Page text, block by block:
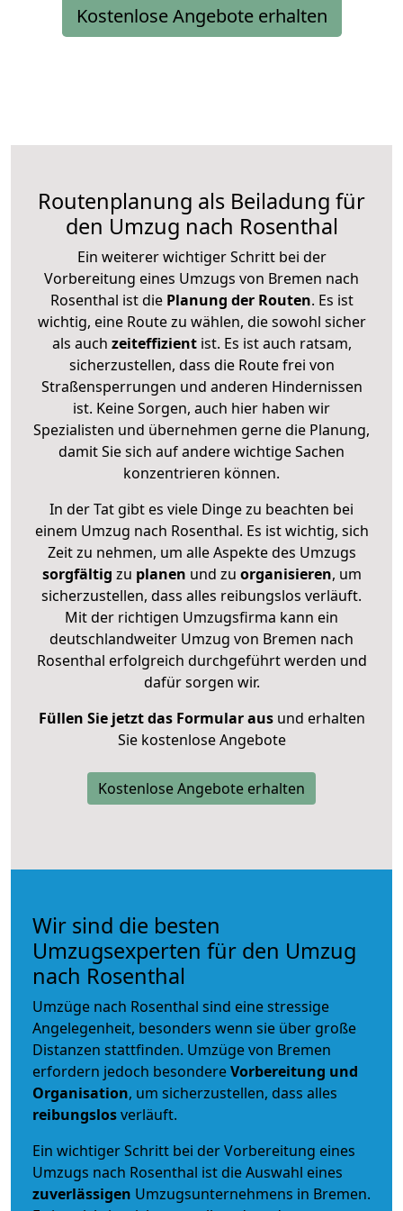
Kostenlose Angebote erhalten
Routenplanung als Beiladung für
den Umzug nach Rosenthal
Ein weiterer wichtiger Schritt bei der
Vorbereitung eines Umzugs von Bremen nach
Rosenthal ist diePlanung der Routen. Es ist
wichtig, eine Route zu wählen, die sowohl sicher
als auch zeiteffizientist. Es ist auch ratsam,
sicherzustellen, dass die Route frei von
Straßensperrungen und anderen Hindernissen
ist. Keine Sorgen, auch hier haben wir
Spezialisten und übernehmen gerne die Planung,
damit Sie sich auf andere wichtige Sachen
konzentrieren können.
In der Tat gibt es viele Dinge zu beachten bei
einem Umzug nach Rosenthal. Es ist wichtig, sich
Zeit zu nehmen, um alle Aspekte des Umzugs
sorgfältig zu planen und zu organisieren, um
sicherzustellen, dass alles reibungslos verläuft.
Mit der richtigen Umzugsfirma kann ein
deutschlandweiter Umzug von Bremen nach
Rosenthal erfolgreich durchgeführt werden und
dafür sorgen wir.
Füllen Sie jetzt das Formular ausund erhalten
Sie kostenlose Angebote
Kostenlose Angebote erhalten
Wir sind die besten
Umzugsexperten für den Umzug
nach Rosenthal
Umzüge nach Rosenthal sind eine stressige
Angelegenheit, besonders wenn sie über große
Distanzen stattfinden. Umzüge von Bremen
erfordern jedoch besondereVorbereitung und
Organisation, um sicherzustellen, dass alles
reibungslosverläuft.
Ein wichtiger Schritt bei der Vorbereitung eines
Umzugs nach Rosenthal ist die Auswahl eines
zuverlässigen Umzugsunternehmens in Bremen.